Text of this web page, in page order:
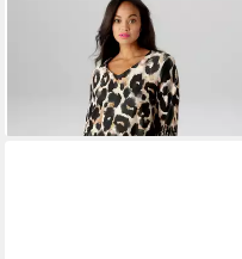
ANISTON PLUSJerseykleid in
ausdrucksvoller Animalprint